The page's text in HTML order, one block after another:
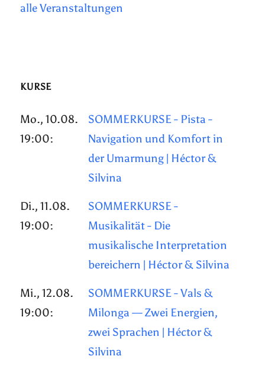
alle Veranstaltungen
KURSE
Mo., 10.08.
19:00:
SOMMERKURSE - Pista -
Navigation und Komfort in
der Umarmung | Héctor &
Silvina
Di., 11.08.
19:00:
SOMMERKURSE -
Musikalität - Die
musikalische Interpretation
bereichern | Héctor & Silvina
Mi., 12.08.
19:00:
SOMMERKURSE - Vals &
Milonga — Zwei Energien,
zwei Sprachen | Héctor &
Silvina